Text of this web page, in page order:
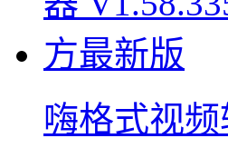
嗨格式视